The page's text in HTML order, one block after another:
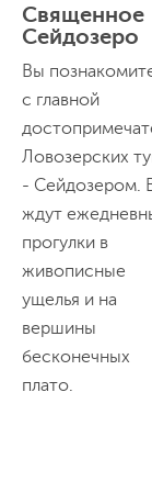
Священное
Сейдозеро
Вы
с главной
Ловозерских
- Сейдозером.
ждут
прогулки в
живописные
ущелья и на
вершины
бесконечных
плато.